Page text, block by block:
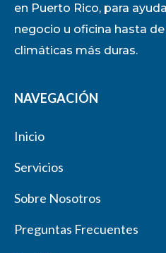
en Puerto Rico, para
negocio u oficina hasta
climáticas más duras.
NAVEGACIÓN
Inicio
Servicios
Sobre Nosotros
Preguntas Frecuentes